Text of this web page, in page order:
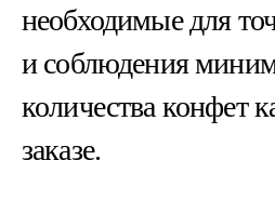
необходимые для
и соблюдения
количества конфет
заказе.